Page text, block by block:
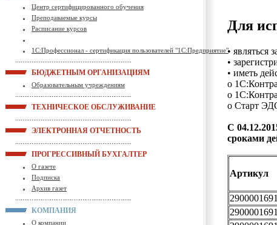
Центр сертифицированного обучения
Преподаваемые курсы
Расписание курсов
1С:Профессионал - сертификация пользователей "1С:Предприятие"
БЮДЖЕТНЫМ ОРГАНИЗАЦИЯМ
Образовательным учреждениям
ТЕХНИЧЕСКОЕ ОБСЛУЖИВАНИЕ
ЭЛЕКТРОННАЯ ОТЧЕТНОСТЬ
ПРОГРЕССИВНЫЙ БУХГАЛТЕР
О газете
Подписка
Архив газет
КОМПАНИЯ
О компании
Для
• являться
•
• иметь
o
o
o Старт
С
сроками
Артикул